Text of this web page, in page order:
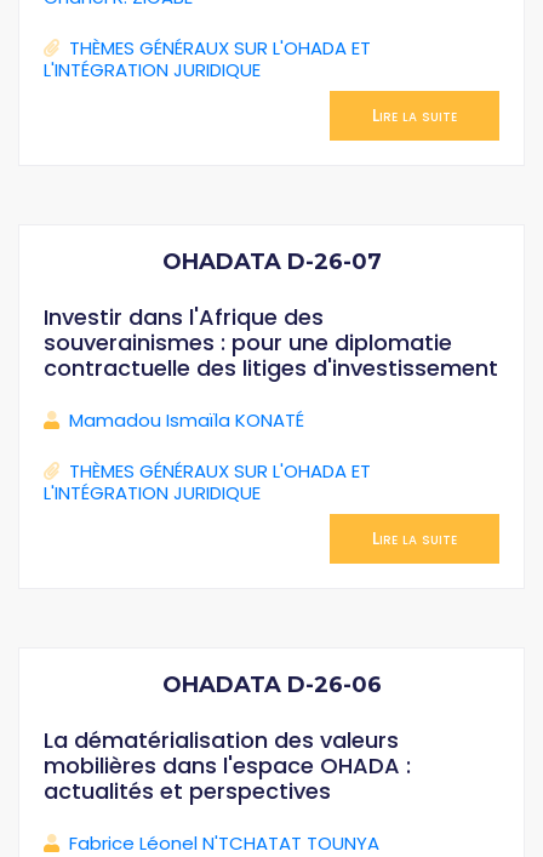
THÈMES GÉNÉRAUX SUR L'OHADA ET
L'INTÉGRATION JURIDIQUE
Lire la suite
OHADATA D-26-07
Investir dans l'Afrique des
souverainismes : pour une diplomatie
contractuelle des litiges d'investissement
Mamadou Ismaïla KONATÉ
THÈMES GÉNÉRAUX SUR L'OHADA ET
L'INTÉGRATION JURIDIQUE
Lire la suite
OHADATA D-26-06
La dématérialisation des valeurs
mobilières dans l'espace OHADA :
actualités et perspectives
Fabrice Léonel N'TCHATAT TOUNYA